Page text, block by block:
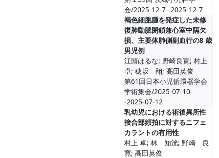
会/2025-12-7--2025-12-7
褐色細胞腫を発症した未修
復肺動脈閉鎖兼心室中隔欠
損、主要体肺側副血行の8 歳
男児例
江頭はるな; 野崎良寛; 村上
卓; 穂坂 翔; 高田英俊
第61回日本小児循環器学会
学術集会/2025-07-10-
-2025-07-12
乳幼児における術後異所性
接合部頻拍に対するニフェ
カラントの有用性
村上 卓; 林 知洸; 野崎 良
寛; 高田英俊